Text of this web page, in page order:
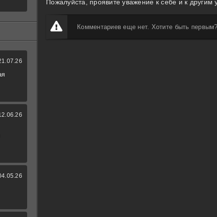
Пожалуйста, проявите уважение к себе и к другим
Комментариев еще нет. Хотите быть первым?